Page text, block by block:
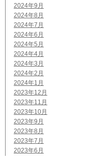
2024年9月
2024年8月
2024年7月
2024年6月
2024年5月
2024年4月
2024年3月
2024年2月
2024年1月
2023年12月
2023年11月
2023年10月
2023年9月
2023年8月
2023年7月
2023年6月